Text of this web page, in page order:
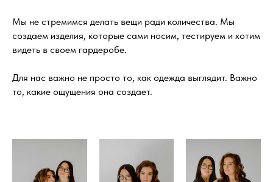
Мы не стремимся делать вещи ради количества. Мы
создаем изделия, которые сами носим, тестируем и хотим
видеть в своем гардеробе.
Для нас важно не просто то, как одежда выглядит. Важно
то, какие ощущения она создает.